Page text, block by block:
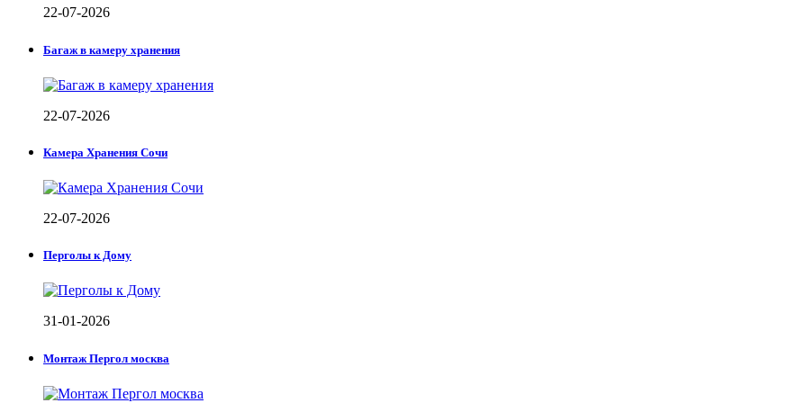
22-07-2026
Багаж в камеру хранения
22-07-2026
Камера Хранения Сочи
22-07-2026
Перголы к Дому
31-01-2026
Монтаж Пергол москва